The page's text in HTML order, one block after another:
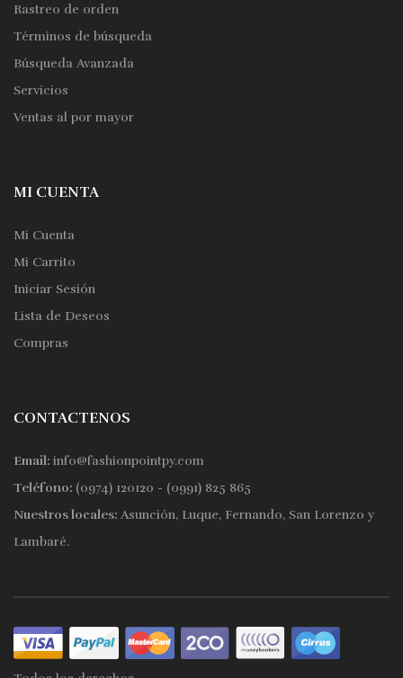
Rastreo de orden
Términos de búsqueda
Búsqueda Avanzada
Servicios
Ventas al por mayor
MI CUENTA
Mi Cuenta
Mi Carrito
Iniciar Sesión
Lista de Deseos
Compras
CONTACTENOS
Email: info@fashionpointpy.com
Teléfono: (0974) 120120 - (0991) 825 865
Nuestros locales: Asunción, Luque, Fernando, San Lorenzo y
Lambaré.